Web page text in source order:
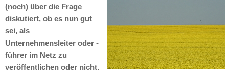
(noch) über die Frage
diskutiert, ob es nun gut
sei, als
Unternehmensleiter oder -
führer im Netz zu
veröffentlichen oder nicht.